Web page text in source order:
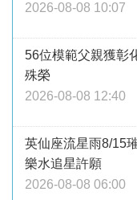
2026-08-08 10:07
56位模範父親獲
殊榮
2026-08-08 12:40
英仙座流星雨8/15
樂水追星許願
2026-08-08 06:00